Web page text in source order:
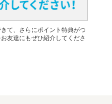
て、さらにポイント特典がつ
友達にもぜひ紹介してくださ